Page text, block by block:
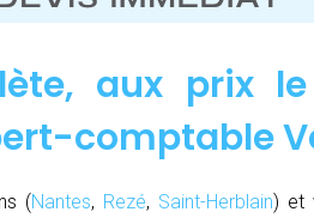
aux prix
comptable
(Nantes, Rezé, Saint-Herblain) et